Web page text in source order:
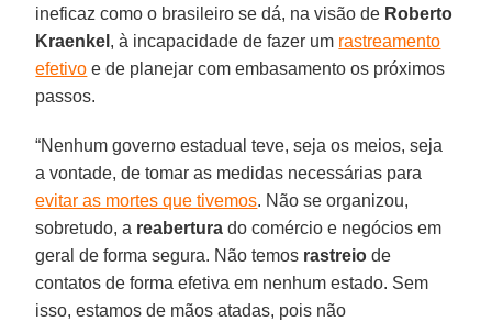
ineficaz como o brasileiro se dá, na visão de Roberto
Kraenkel , à incapacidade de fazer um rastreamento
efetivo e de planejar com embasamento os próximos
passos.
“Nenhum governo estadual teve, seja os meios, seja
a vontade, de tomar as medidas necessárias para
evitar as mortes que tivemos. Não se organizou,
sobretudo, a reabertura do comércio e negócios em
geral de forma segura. Não temos rastreio de
contatos de forma efetiva em nenhum estado. Sem
isso, estamos de mãos atadas, pois não